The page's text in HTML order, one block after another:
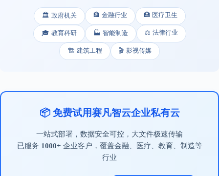
🏛️ 政府机关 🏦 金融行业 🏥 医疗卫生
🎓 教育科研 🏭 智能制造 ⚖️ 法律行业
🏗️ 建筑工程 🎬 影视传媒
📦 免费试用赛凡智云企业私有云
一站式部署，数据安全可控，大文件极速传输
已服务 1000+ 企业客户，覆盖金融、医疗、教育、制造等
行业